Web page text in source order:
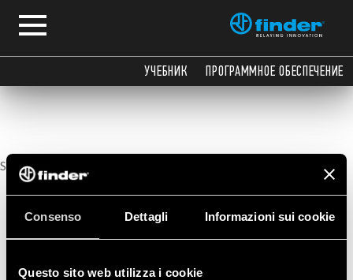
Consenso Dettagli Informazioni sui cookie
Questo sito web utilizza i cookie
УЧЕБНИК ПРОГРАММНОЕ ОБЕСПЕЧЕНИЕ
Информация о диапазоне
Sorry, no posts matched your criteria.